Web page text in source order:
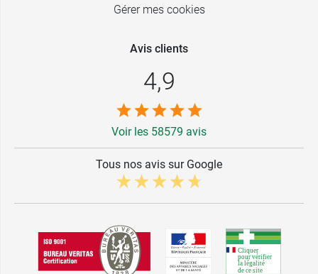
Gérer mes cookies
Avis clients
4,9
Voir les 58579 avis
Tous nos avis sur Google